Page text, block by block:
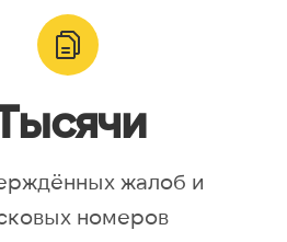
Asia/Yekaterinburg,
Moscow, Europe/Samara
жалоб и
номеров